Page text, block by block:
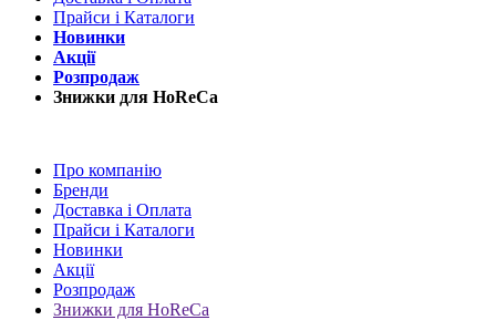
Прайси і Каталоги
Новинки
Акції
Розпродаж
Знижки для HoReCa
Про компанію
Бренди
Доставка і Оплата
Прайси і Каталоги
Новинки
Акції
Розпродаж
Знижки для HoReCa